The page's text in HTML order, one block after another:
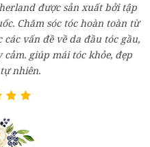
được sản xuất bởi tập
Chăm sóc tóc hoàn toàn từ
vấn đề về da đầu tóc gầu,
giúp mái tóc khỏe, đẹp
nhiên.